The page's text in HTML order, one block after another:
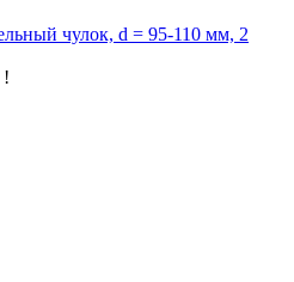
чулок, d = 95-110 мм, 2
!